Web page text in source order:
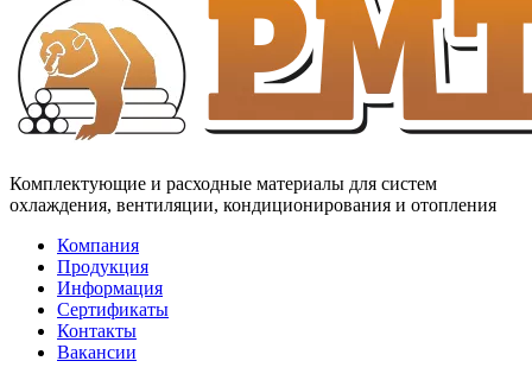
Комплектующие и расходные материалы для систем
охлаждения, вентиляции, кондиционирования и отопления
Компания
Продукция
Информация
Сертификаты
Контакты
Вакансии